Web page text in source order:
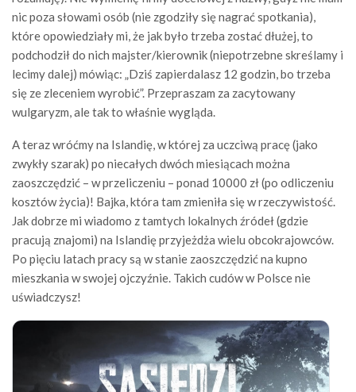
nic poza słowami osób (nie zgodziły się nagrać spotkania),
które opowiedziały mi, że jak było trzeba zostać dłużej, to
podchodził do nich majster/kierownik (niepotrzebne skreślamy i
lecimy dalej) mówiąc: „Dziś zapierdalasz 12 godzin, bo trzeba
się ze zleceniem wyrobić”. Przepraszam za zacytowany
wulgaryzm, ale tak to właśnie wygląda.
A teraz wróćmy na Islandię, w której za uczciwą pracę (jako
zwykły szarak) po niecałych dwóch miesiącach można
zaoszczędzić – w przeliczeniu – ponad 10000 zł (po odliczeniu
kosztów życia)! Bajka, która tam zmieniła się w rzeczywistość.
Jak dobrze mi wiadomo z tamtych lokalnych źródeł (gdzie
pracują znajomi) na Islandię przyjeżdża wielu obcokrajowców.
Po pięciu latach pracy są w stanie zaoszczędzić na kupno
mieszkania w swojej ojczyźnie. Takich cudów w Polsce nie
uświadczysz!